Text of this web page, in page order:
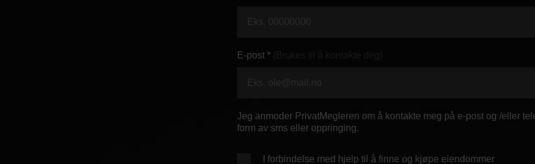
E-post *
Jeg anmoder PrivatMegleren om å kontakte meg på e-post og /eller
form av sms eller oppringing.
I forbindelse med hjelp til å finne og kjøpe eiendommer